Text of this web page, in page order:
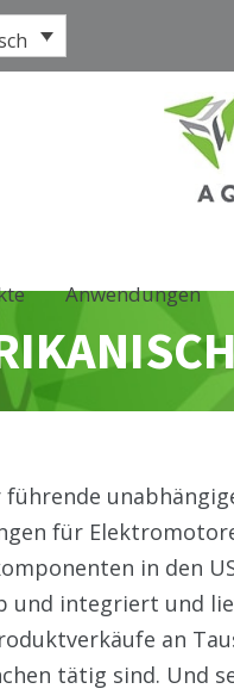
Anwendungen
führende
für
in den
und integriert und
an
tätig sind. Und